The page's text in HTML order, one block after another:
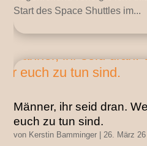
Start des Space Shuttles im...
Männer, ihr seid dran.
euch zu tun sind.
von Kerstin Bamminger |26. März 26